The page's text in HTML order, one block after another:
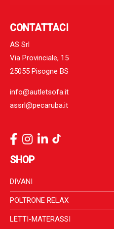
CONTATTACI
AS Srl
Via Provinciale, 15
25055 Pisogne BS
info@autletsofa.it
assrl@pecaruba.it
SHOP
DIVANI
POLTRONE RELAX
LETTI-MATERASSI